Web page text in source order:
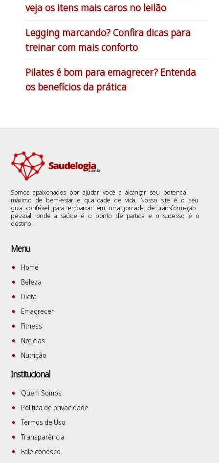
veja os itens mais caros no leilão
Legging marcando? Confira dicas para
treinar com mais conforto
Pilates é bom para emagrecer? Entenda
os benefícios da prática
Somos apaixonados por ajudar você a alcançar seu potencial
máximo de bem-estar e qualidade de vida. Nosso site é o seu
guia confiável para embarcar em uma jornada de transformação
pessoal, onde a saúde é o ponto de partida e o sucesso é o
destino.
Menu
Home
Beleza
Dieta
Emagrecer
Fitness
Notícias
Nutrição
Institucional
Quem Somos
Política de privacidade
Termos de Uso
Transparência
Fale conosco